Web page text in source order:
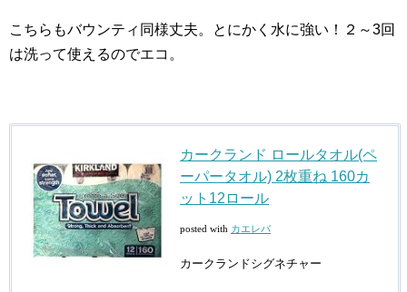
こちらもバウンティ同様丈夫。とにかく水に強い！２～3回
は洗って使えるのでエコ。
カークランド ロールタオル(ペ
ーパータオル) 2枚重ね 160カ
ット12ロール
posted with カエレバ
カークランドシグネチャー